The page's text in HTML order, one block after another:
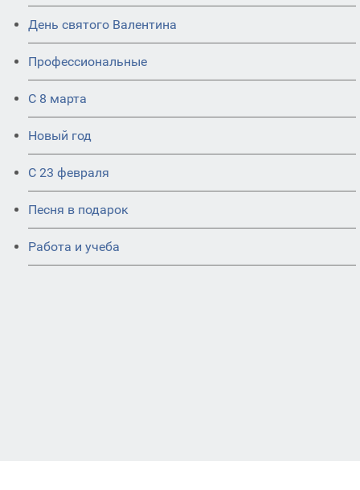
День святого Валентина
Профессиональные
С 8 марта
Новый год
С 23 февраля
Песня в подарок
Работа и учеба